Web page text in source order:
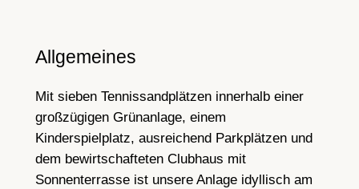
Allgemeines
Mit sieben Tennissandplätzen innerhalb einer
großzügigen Grünanlage, einem
Kinderspielplatz, ausreichend Parkplätzen und
dem bewirtschafteten Clubhaus mit
Sonnenterrasse ist unsere Anlage idyllisch am